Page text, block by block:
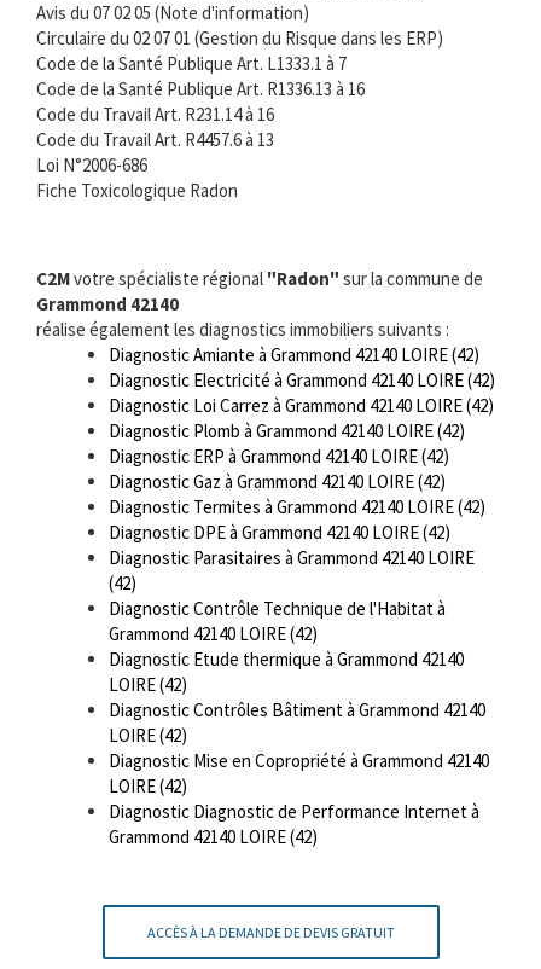
Avis du 07 02 05 (Note d'information)
Circulaire du 02 07 01 (Gestion du Risque dans les ERP)
Code de la Santé Publique Art. L1333.1 à 7
Code de la Santé Publique Art. R1336.13 à 16
Code du Travail Art. R231.14 à 16
Code du Travail Art. R4457.6 à 13
Loi N°2006-686
Fiche Toxicologique Radon
C2Mvotre spécialiste régional "Radon" sur la commune de
Grammond 42140
réalise également les diagnostics immobiliers suivants :
Diagnostic Amiante à Grammond 42140 LOIRE (42)
Diagnostic Electricité à Grammond 42140 LOIRE (42)
Diagnostic Loi Carrez à Grammond 42140 LOIRE (42)
Diagnostic Plomb à Grammond 42140 LOIRE (42)
Diagnostic ERP à Grammond 42140 LOIRE (42)
Diagnostic Gaz à Grammond 42140 LOIRE (42)
Diagnostic Termites à Grammond 42140 LOIRE (42)
Diagnostic DPE à Grammond 42140 LOIRE (42)
Diagnostic Parasitaires à Grammond 42140 LOIRE
(42)
Diagnostic Contrôle Technique de l'Habitat à
Grammond 42140 LOIRE (42)
Diagnostic Etude thermique à Grammond 42140
LOIRE (42)
Diagnostic Contrôles Bâtiment à Grammond 42140
LOIRE (42)
Diagnostic Mise en Copropriété à Grammond 42140
LOIRE (42)
Diagnostic Diagnostic de Performance Internet à
Grammond 42140 LOIRE (42)
ACCÈS À LA DEMANDE DE DEVIS GRATUIT